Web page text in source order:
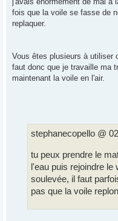
fois que la voile se fasse de
replaquer.
Vous êtes plusieurs à utiliser
faut donc que je travaille ma
maintenant la voile en l'air.
stephanecopello @
tu peux prendre le
l'eau puis rejoindre le
soulevée, il faut
pas que la voile